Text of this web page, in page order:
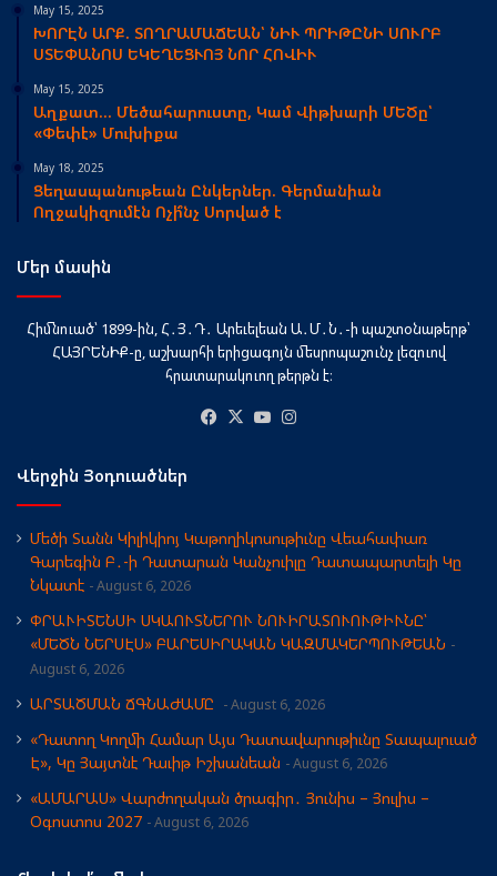
May 15, 2025
ԽՈՐԷՆ ԱՐՔ. ՏՈՂՐԱՄԱՃԵԱՆ՝ ՆԻՒ ՊՐԻԹԸՆԻ ՍՈՒՐԲ
ՍՏԵՓԱՆՈՍ ԵԿԵՂԵՑՒՈՅ ՆՈՐ ՀՈՎԻՒ
May 15, 2025
Աղքատ… Մեծահարուստը, Կամ Վիթխարի ՄԵԾը՝
«Փեփէ» Մուխիքա
May 18, 2025
Ցեղասպանութեան Ընկերներ. Գերմանիան
Ողջակիզումէն Ոչի՞նչ Սորված է
Մեր մասին
Հիմնուած՝ 1899-ին, Հ․Յ․Դ․ Արեւելեան Ա․Մ․Ն․-ի պաշտօնաթերթ՝
ՀԱՅՐԵՆԻՔ-ը, աշխարհի երիցագոյն մեսրոպաշունչ լեզուով
հրատարակուող թերթն է։
Facebook
X YouTube
Վերջին Յօդուածներ
Մեծի Տանն Կիլիկիոյ Կաթողիկոսութիւնը Վեահափառ
Գարեգին Բ․-ի Դատարան Կանչուիլը Դատապարտելի Կը
Նկատէ
August 6, 2026
ՓՐԱՒԻՏԵՆՍԻ ՍԿԱՈՒՏՆԵՐՈՒ ՆՈՒԻՐԱՏՈՒՈՒԹԻՒՆԸ՝
«ՄԵԾՆ ՆԵՐՍԷՍ» ԲԱՐԵՍԻՐԱԿԱՆ ԿԱԶՄԱԿԵՐՊՈՒԹԵԱՆ
August 6, 2026
ԱՐՏԱԾՄԱՆ ՃԳՆԱԺԱՄԸ August 6, 2026
«Դատող Կողմի Համար Այս Դատավարութիւնը Տապալուած
Է», Կը Յայտնէ Դաւիթ Իշխանեան
August 6, 2026
«ԱՄԱՐԱՍ» Վարժողական ծրագիր․ Յունիս – Յուլիս –
Օգոստոս 2027
August 6, 2026